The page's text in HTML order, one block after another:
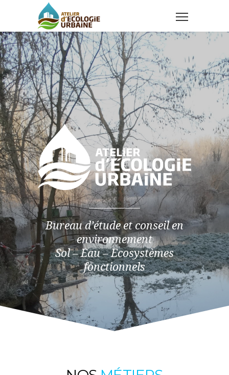
Bureau d’étude et conseil en
environnement
Sol – Eau – Ecosystèmes
fonctionnels